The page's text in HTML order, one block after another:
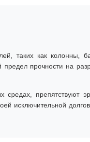
таких как колонны,
прочности на
средах, препятствуют
исключительной